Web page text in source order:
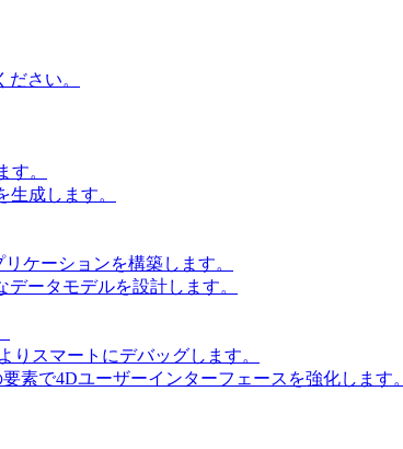
さい。
。
成します。
ケーションを構築します。
データモデルを設計します。
スマートにデバッグします。
素で4Dユーザーインターフェースを強化します。